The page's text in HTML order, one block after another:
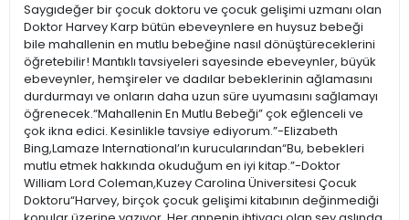
Saygıdeğer bir çocuk doktoru ve çocuk gelişimi uzmanı olan
Doktor Harvey Karp bütün ebeveynlere en huysuz bebeği
bile mahallenin en mutlu bebeğine nasıl dönüştüreceklerini
öğretebilir! Mantıklı tavsiyeleri sayesinde ebeveynler, büyük
ebeveynler, hemşireler ve dadılar bebeklerinin ağlamasını
durdurmayı ve onların daha uzun süre uyumasını sağlamayı
öğrenecek.“Mahallenin En Mutlu Bebeği” çok eğlenceli ve
çok ikna edici. Kesinlikle tavsiye ediyorum.”-Elizabeth
Bing,Lamaze International’ın kurucularından“Bu, bebekleri
mutlu etmek hakkında okuduğum en iyi kitap.”-Doktor
William Lord Coleman,Kuzey Carolina Üniversitesi Çocuk
Doktoru“Harvey, birçok çocuk gelişimi kitabının değinmediği